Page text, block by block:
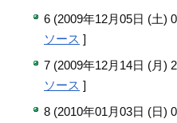
6 (2009年12月05日 (土)
ソース ]
7 (2009年12月14日 (月)
ソース ]
8 (2010年01月03日 (日)